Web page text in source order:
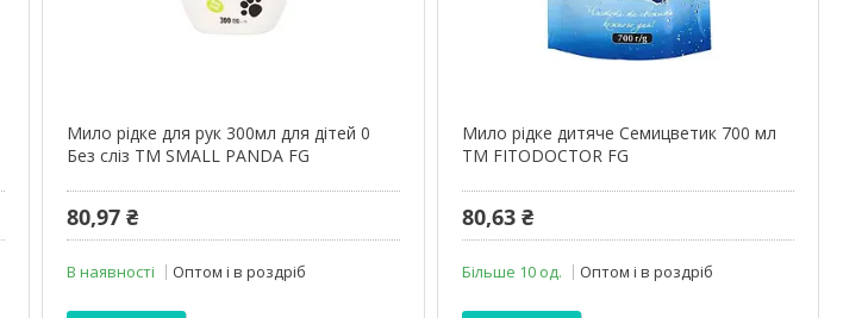
Мило рідке для рук 300мл для дітей 0
Без сліз ТМ SMALL PANDA FG
80,97 ₴
В наявності Оптом і в роздріб
Мило рідке дитяче Семицветик 700 мл
ТМ FITODOCTOR FG
80,63 ₴
Більше 10 од. Оптом і в роздріб